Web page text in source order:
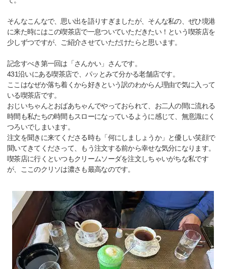
そんなこんなで、思い出を語りすぎましたが、そんな私の、ぜひ境港
に来た時にはこの喫茶店で一息ついていただきたい！という喫茶店を
少しずつですが、ご紹介させていただけたらと思います。
記念すべき第一回は「さんかい」さんです。
431沿いにある喫茶店で、パッとみて分かる老舗店です。
ここはなぜか落ち着くから好きという訳のわからん理由で気に入って
いる喫茶店です。
おじいちゃんとおばあちゃんでやっておられて、お二人の間に流れる
時間も私たちの時間もスローになっているように感じて、無意識にく
つろいでしまいます。
注文を聞きに来てくださる時も「何にしましょうか」と優しい笑顔で
聞いてきてくださって、もう注文する前から幸せな気分になります。
喫茶店に行くといつもクリームソーダを注文しちゃいがちな私です
が、ここのクリソは濃さも最高なのです。